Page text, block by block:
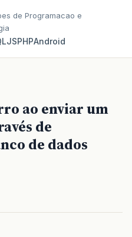
de Programacao e
JSPHPAndroid
ao enviar um
de
de dados